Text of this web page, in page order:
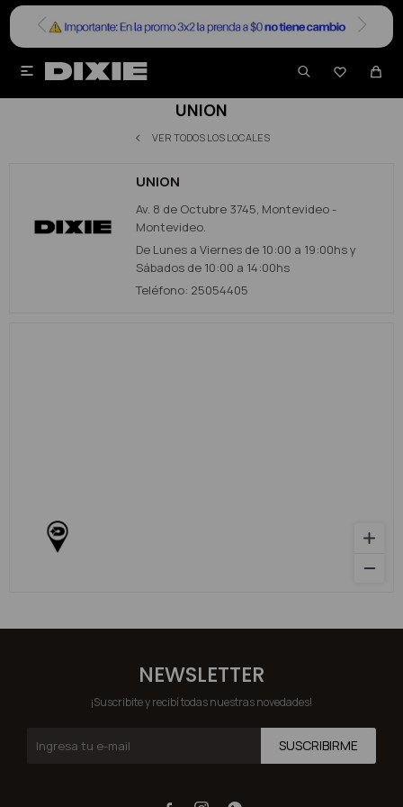


UNION
VER TODOS LOS LOCALES
UNION
Av. 8 de Octubre 3745, Montevideo -
Montevideo.
De Lunes a Viernes de 10:00 a 19:00hs y
Sábados de 10:00 a 14:00hs
Teléfono: 25054405
NEWSLETTER
¡Suscribite y recibí todas nuestras novedades!
SUSCRIBIRME